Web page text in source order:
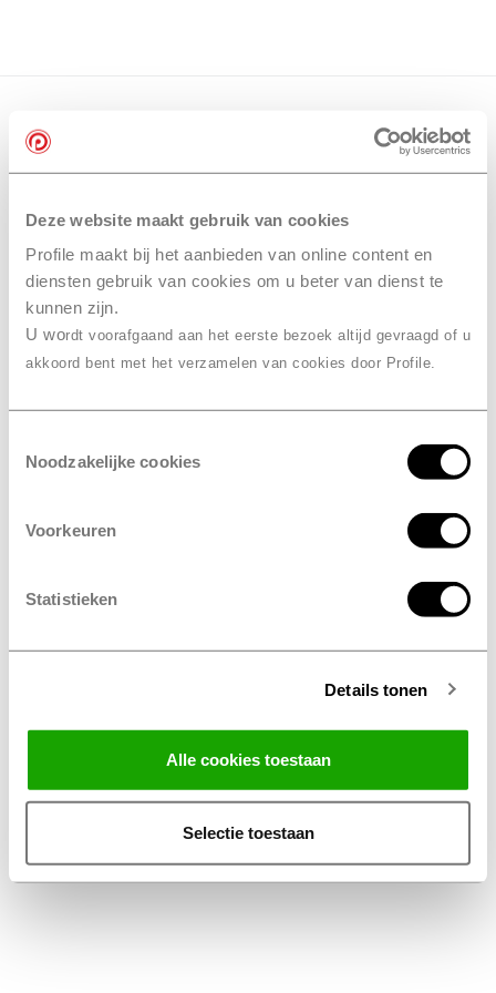
Deze website maakt gebruik van cookies
Profile maakt bij het aanbieden van online content en
diensten gebruik van cookies om u beter van dienst te
kunnen zijn.
U wordt voorafgaand aan het eerste bezoek altijd gevraagd of u
akkoord bent met het verzamelen van cookies door Profile.
Noodzakelijke cookies
Voorkeuren
Statistieken
Details tonen
Alle cookies toestaan
Selectie toestaan
Algemene Voorwaarden Thuiswinkel
Privacy Statement Profile Nederland B.V.
Disclaimer